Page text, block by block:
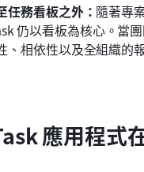
任務看板之外： 隨著專
仍以看板為核心。當
、相依性以及全組織的
應用程式